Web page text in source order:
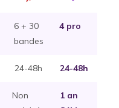
6 + 30
bandes
4 pro
24-48h 24-48h
Non
1 an